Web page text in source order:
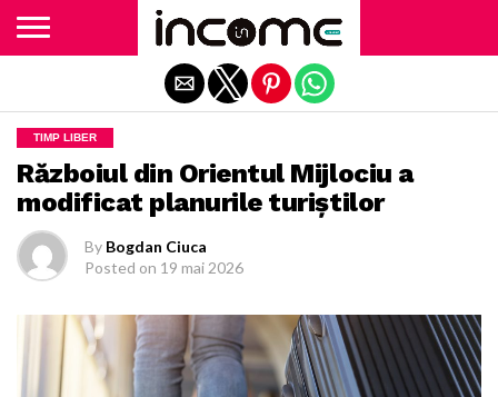
TIMP LIBER
Războiul din Orientul Mijlociu a
modificat planurile turiștilor
By Bogdan Ciuca
Posted on 19 mai 2026
Exit mobile version